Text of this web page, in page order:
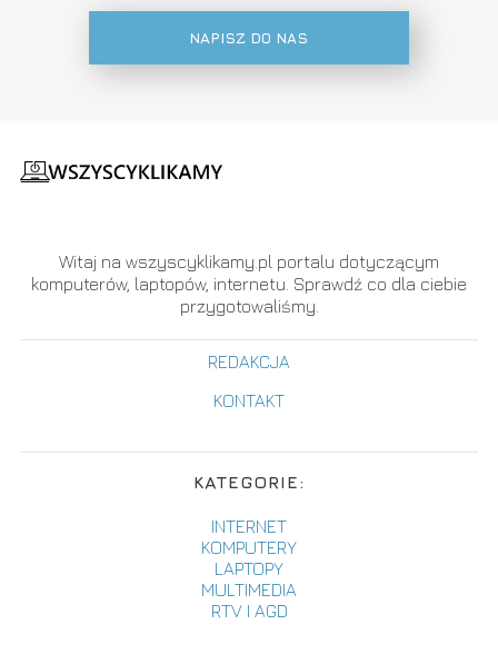
NAPISZ DO NAS
Witaj na wszyscyklikamy.pl portalu dotyczącym
komputerów, laptopów, internetu. Sprawdź co dla ciebie
przygotowaliśmy.
REDAKCJA
KONTAKT
KATEGORIE:
INTERNET
KOMPUTERY
LAPTOPY
MULTIMEDIA
RTV I AGD